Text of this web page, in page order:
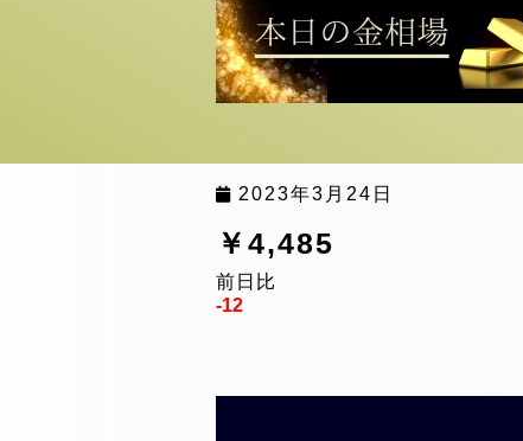
2023年3月24日
￥4,485
前日比
-12